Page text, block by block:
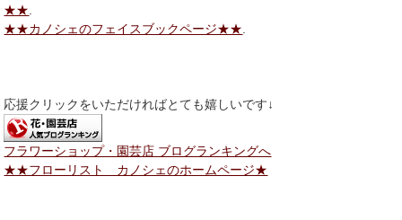
★★.
★★カノシェのフェイスブックページ★★.
応援クリックをいただければとても嬉しいです↓
フラワーショップ・園芸店 ブログランキングへ
★★フローリスト カノシェのホームページ★